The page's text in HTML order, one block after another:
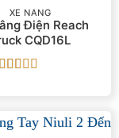
XE NÂNG
Điện Reach
CQD16L